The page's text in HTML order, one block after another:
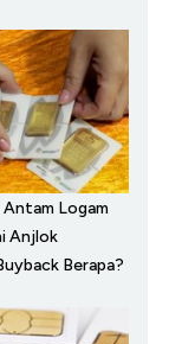
Antam Logam
Anjlok
Berapa?